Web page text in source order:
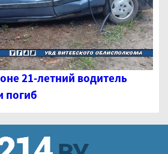
21-летний водитель
погиб